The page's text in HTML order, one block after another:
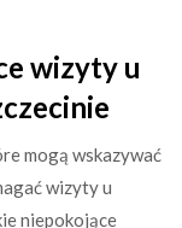
wizyty u
mogą wskazywać
wizyty u
niepokojące